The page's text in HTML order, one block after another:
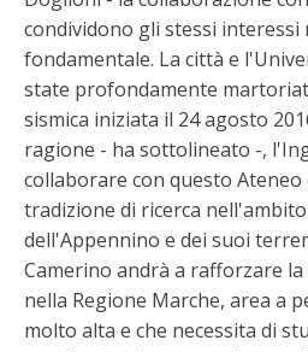
condividono gli stessi interessi
fondamentale. La città e
state profondamente
sismica iniziata il 24 agosto
ragione - ha sottolineato -,
collaborare con questo Ateneo
tradizione di ricerca
dell'Appennino e dei suoi
Camerino andrà a rafforzare
nella Regione Marche, area a
molto alta e che necessita di